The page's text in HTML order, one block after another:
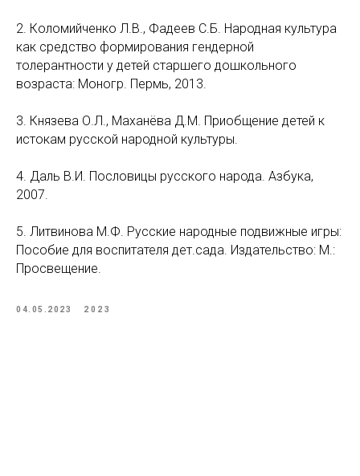
2. Коломийченко Л.В., Фадеев С.Б. Народная культура
как средство формирования гендерной
толерантности у детей старшего дошкольного
возраста: Моногр. Пермь, 2013.
3. Князева О.Л., Маханёва Д.М. Приобщение детей к
истокам русской народной культуры.
4. Даль В.И. Пословицы русского народа. Азбука,
2007.
5. Литвинова М.Ф. Русские народные подвижные игры:
Пособие для воспитателя дет.сада. Издательство: М.:
Просвещение.
04.05.2023 2023